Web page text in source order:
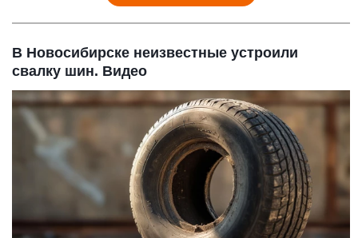
В Новосибирске неизвестные устроили
свалку шин. Видео